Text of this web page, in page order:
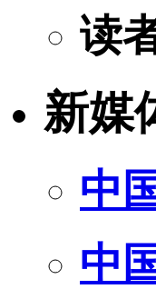
读
新媒
中
中